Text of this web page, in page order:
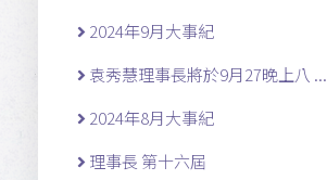
2024年9月大事紀
袁秀慧理事長將於9月27晚上八 ...
2024年8月大事紀
理事長 第十六屆